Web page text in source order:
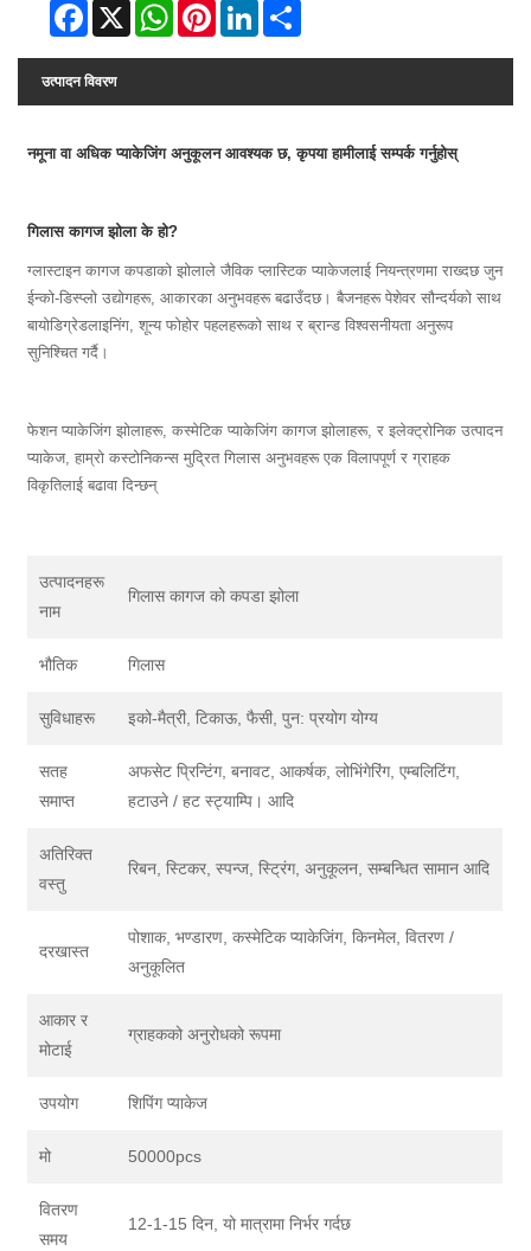
Facebook
X WhatsAppPinterestLinkedIn
उत्पादन विवरण
नमूना वा अधिक प्याकेजिंग अनुकूलन आवश्यक छ, कृपया हामीलाई सम्पर्क गर्नुहोस्
गिलास कागज झोला के हो?
ग्लास्टाइन कागज कपडाको झोलाले जैविक प्लास्टिक प्याकेजलाई नियन्त्रणमा राख्दछ जुन
ईन्को-डिस्प्लो उद्योगहरू, आकारका अनुभवहरू बढाउँदछ। बैजनहरू पेशेवर सौन्दर्यको साथ
बायोडिग्रेडलाइनिंग, शून्य फोहोर पहलहरूको साथ र ब्रान्ड विश्वसनीयता अनुरूप
सुनिश्चित गर्दै।
फेशन प्याकेजिंग झोलाहरू, कस्मेटिक प्याकेजिंग कागज झोलाहरू, र इलेक्ट्रोनिक उत्पादन
प्याकेज, हाम्रो कस्टोनिकन्स मुद्रित गिलास अनुभवहरू एक विलापपूर्ण र ग्राहक
विकृतिलाई बढावा दिन्छन्
उत्पादनहरू
नाम
गिलास कागज को कपडा झोला
भौतिक गिलास
सुविधाहरू इको-मैत्री, टिकाऊ, फैसी, पुन: प्रयोग योग्य
सतह
समाप्त
अफसेट प्रिन्टिंग, बनावट, आकर्षक, लोभिंगेरिंग, एम्बलिटिंग,
हटाउने / हट स्ट्याम्पि। आदि
अतिरिक्त
वस्तु
रिबन, स्टिकर, स्पन्ज, स्ट्रिंग, अनुकूलन, सम्बन्धित सामान आदि
दरखास्त
पोशाक, भण्डारण, कस्मेटिक प्याकेजिंग, किनमेल, वितरण /
अनुकूलित
आकार र
मोटाई
ग्राहकको अनुरोधको रूपमा
उपयोग शिपिंग प्याकेज
मो 50000pcs
वितरण
समय
12-1-15 दिन, यो मात्रामा निर्भर गर्दछ